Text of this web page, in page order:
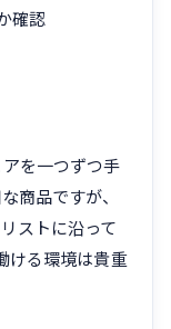
確認
を一つずつ手
商品ですが、
ストに沿って
ける環境は貴重